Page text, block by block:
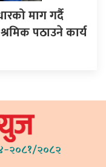
माग गर्दै
पठाउने कार्य
२०८१/२०८२